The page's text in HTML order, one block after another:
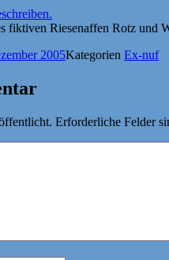
fiktiven Riesenaffen Rotz und
2005Kategorien Ex-nuf
Erforderliche Felder